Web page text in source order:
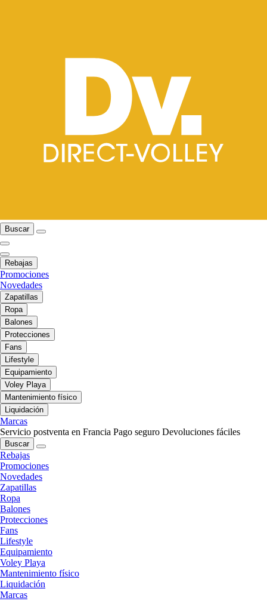
Buscar
Rebajas
Promociones
Novedades
Zapatillas
Ropa
Balones
Protecciones
Fans
Lifestyle
Equipamiento
Voley Playa
Mantenimiento físico
Liquidación
Marcas
Servicio postventa en Francia Pago seguro Devoluciones fáciles
Buscar
Rebajas
Promociones
Novedades
Zapatillas
Ropa
Balones
Protecciones
Fans
Lifestyle
Equipamiento
Voley Playa
Mantenimiento físico
Liquidación
Marcas